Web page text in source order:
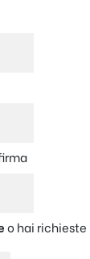
o hai